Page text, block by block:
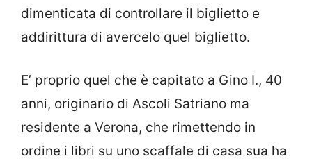
dimenticata di controllare il biglietto e
addirittura di avercelo quel biglietto.
E’ proprio quel che è capitato a Gino I., 40
anni, originario di Ascoli Satriano ma
residente a Verona, che rimettendo in
ordine i libri su uno scaffale di casa sua ha